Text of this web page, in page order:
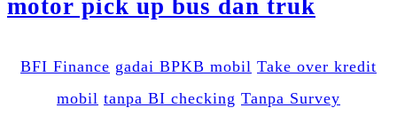
BFI Finance gadai BPKB mobil Take over kredit
mobil tanpa BI checking Tanpa Survey